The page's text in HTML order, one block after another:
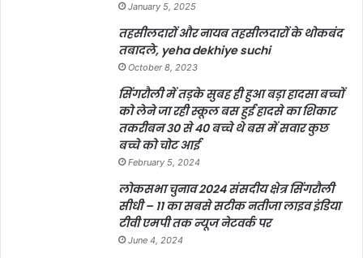
January 5, 2025
तहसीलदारों और नायब तहसीलदारों के थोकबंद
तबादले, yeha dekhiye suchi
October 8, 2023
सिंगरौली में तड़के सुबह ही हुआ बड़ा हादसा बच्चों
को लेने जा रही स्कूल बस हुई हादसे का शिकार
तकरीबन 30 से 40 बच्चे थे बस में सवार कुछ
बच्चे को चोट आई
February 5, 2024
लोकसभा चुनाव 2024 संसदीय क्षेत्र सिंगरौली
सीधी – 11 का सबसे सटीक नतीजा लाइव इंडिया
टीवी एमपी तक न्यूज नेटवर्क पर
June 4, 2024